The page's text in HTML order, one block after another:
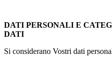
DATI PERSONALI E
DATI
Si considerano Vostri dati